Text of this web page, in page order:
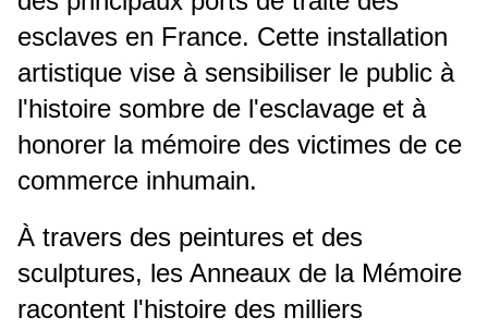
esclaves en France. Cette installation
artistique vise à sensibiliser le public à
l'histoire sombre de l'esclavage et à
honorer la mémoire des victimes de ce
commerce inhumain.
À travers des peintures et des
sculptures, les Anneaux de la Mémoire
racontent l'histoire des milliers